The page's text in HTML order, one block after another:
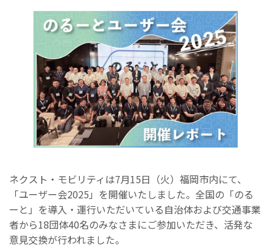
ネクスト・モビリティは7月15日（火）福岡市内にて、
「ユーザー会2025」を開催いたしました。全国の「のる
ーと」を導入・運行いただいている自治体および交通事業
者から18団体40名のみなさまにご参加いただき、活発な
意見交換が行われました。